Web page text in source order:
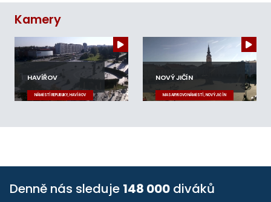
Kamery
HAVÍŘOV
NÁMĚSTÍ REPUBLIKY, HAVÍŘOV
NOVÝ JIČÍN
MASARYKOVO NÁMĚSTÍ, NOVÝ JIČÍN
Denně nás sleduje 148 000 diváků